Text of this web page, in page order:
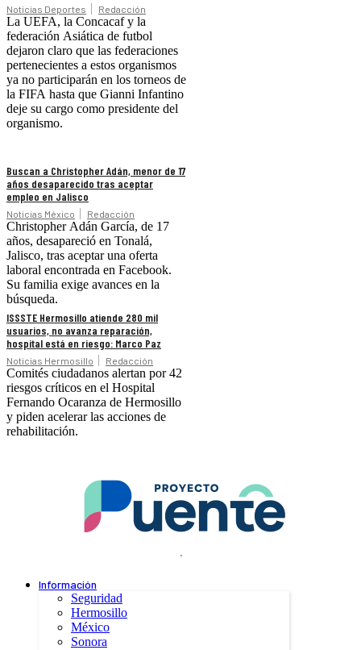
Noticias Deportes Redacción
La UEFA, la Concacaf y la
federación Asiática de futbol
dejaron claro que las federaciones
pertenecientes a estos organismos
ya no participarán en los torneos de
la FIFA hasta que Gianni Infantino
deje su cargo como presidente del
organismo.
Buscan a Christopher Adán, menor de 17
años desaparecido tras aceptar
empleo en Jalisco
Noticias México Redacción
Christopher Adán García, de 17
años, desapareció en Tonalá,
Jalisco, tras aceptar una oferta
laboral encontrada en Facebook.
Su familia exige avances en la
búsqueda.
ISSSTE Hermosillo atiende 280 mil
usuarios, no avanza reparación,
hospital está en riesgo: Marco Paz
Noticias Hermosillo Redacción
Comités ciudadanos alertan por 42
riesgos críticos en el Hospital
Fernando Ocaranza de Hermosillo
y piden acelerar las acciones de
rehabilitación.
.
Información
Seguridad
Hermosillo
México
Sonora